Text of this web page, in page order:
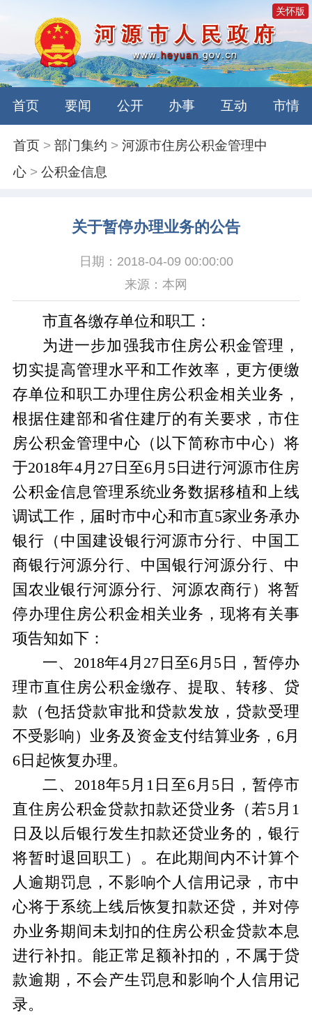
关怀版
首页 要闻 公开 办事 互动 市情
首页 >部门集约 >河源市住房公积金管理中
心 >公积金信息
关于暂停办理业务的公告
日期：2018-04-09 00:00:00
来源：本网
市直各缴存单位和职工：
为进一步加强我市住房公积金管理，
切实提高管理水平和工作效率，更方便缴
存单位和职工办理住房公积金相关业务，
根据住建部和省住建厅的有关要求，市住
房公积金管理中心（以下简称市中心）将
于2018年4月27日至6月5日进行河源市住房
公积金信息管理系统业务数据移植和上线
调试工作，届时市中心和市直5家业务承办
银行（中国建设银行河源市分行、中国工
商银行河源分行、中国银行河源分行、中
国农业银行河源分行、河源农商行）将暂
停办理住房公积金相关业务，现将有关事
项告知如下：
一、2018年4月27日至6月5日，暂停办
理市直住房公积金缴存、提取、转移、贷
款（包括贷款审批和贷款发放，贷款受理
不受影响）业务及资金支付结算业务，6月
6日起恢复办理。
二、2018年5月1日至6月5日，暂停市
直住房公积金贷款扣款还贷业务（若5月1
日及以后银行发生扣款还贷业务的，银行
将暂时退回职工）。在此期间内不计算个
人逾期罚息，不影响个人信用记录，市中
心将于系统上线后恢复扣款还贷，并对停
办业务期间未划扣的住房公积金贷款本息
进行补扣。能正常足额补扣的，不属于贷
款逾期，不会产生罚息和影响个人信用记
录。